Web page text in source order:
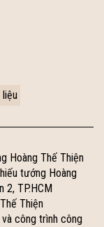
liệu
Hoàng Thế Thiện
tướng Hoàng
2, TP.HCM
Thiện
công trình công